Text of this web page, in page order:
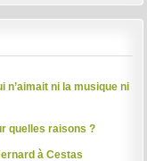
n’aimait ni la musique ni
quelles raisons ?
à Cestas